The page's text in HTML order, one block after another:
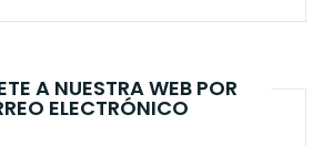
A NUESTRA WEB POR
ELECTRÓNICO